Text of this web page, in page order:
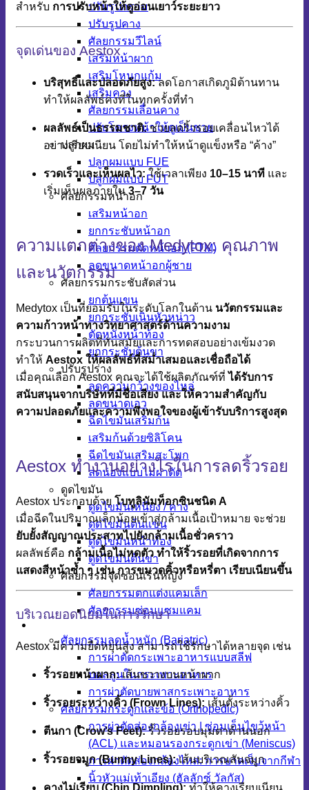
ปรับรูปกราม
ปรับรูปคาง
ศัลยกรรมวีไลน์
เสริมหน้าผาก
เสริมโหนกแก้ม
เสริมคาง
ศัลยกรรมเลื่อนคาง
ปรับโครงหน้าให้ดูเป็นชาย
ปลูกผม
ปลูกผมแบบ FUE
ปลูกผมแบบ FUT
ศัลยกรรมหน้าอก
เสริมหน้าอก
ยกกระชับหน้าอก
ศัลยกรรมตัดหน้าอก (FTM)
ลดขนาดหน้าอกผู้ชาย
ศัลยกรรมกระชับสัดส่วน
ยกต้นแขน
ยกกระชับเนินหัวหน่าว
ตัดหนังหน้าท้อง
ยกกระชับต้นขา
ปรับรูปร่าง
ลดความกว้างของไหล่
ลดขนาดเอว
ฉีดไขมันเสริมก้น
เสริมก้นด้วยซิลิโคน
ฉีดไขมันเสริมสะโพก
ลดน่องแบบไม่ผ่าตัด
ดูดไขมัน
ดูดไขมันเหนียง / คาง
ดูดไขมันต้นแขน
ดูดไขมันหน้าท้อง
ดูดไขมันต้นขา
ศัลยกรรมจุดซ่อนเร้นหญิง
ศัลยกรรมตกแต่งแคมเล็ก
ศัลยกรรมซ่อมแซมแคม
ศัลยกรรมลดน้ำหนัก (Bariatric)
การผ่าตัดกระเพาะอาหารแบบสลีฟ
บอลลูนในกระเพาะอาหาร
การผ่าตัดบายพาสกระเพาะอาหาร
ศัลยกรรมกระดูกและข้อ (Orthopedic)
การผ่าตัดส่องกล้องเข่า | ซ่อมเอ็นไขว้หน้า
(ACL) และหมอนรองกระดูกเข่า (Meniscus)
การผ่าตัดส่องกล้องไหล่: การบาดเจ็บจากกีฬา
นิ้วหัวแม่เท้าเอียง (ฮัลลักซ์ วัลกัส)
สำหรับ การปรับหน้าให้ดูอ่อนเยาว์ระยะยาว
จุดเด่นของ Aestox
บริสุทธิ์และปลอดภัยสูง:ลดโอกาสเกิดภูมิต้านทาน
ทำให้ผลลัพธ์คงที่ในทุกครั้งที่ทำ
ผลลัพธ์เป็นธรรมชาติ:ช่วยลดริ้วรอยเคลื่อนไหวได้
อย่างเรียบเนียน โดยไม่ทำให้หน้าดูแข็งหรือ “ค้าง”
รวดเร็วและเห็นผลไว:ใช้เวลาเพียง 10–15 นาที และ
เริ่มเห็นผลภายใน 3–7 วัน
ความแตกต่างของ Medytox: คุณภาพ
และนวัตกรรม
Medytox เป็นที่ยอมรับในระดับโลกในด้าน นวัตกรรมและ
ความก้าวหน้าทางวิทยาศาสตร์ด้านความงาม
กระบวนการผลิตที่ทันสมัยและการทดสอบอย่างเข้มงวด
ทำให้ Aestox ให้ผลลัพธ์ที่สม่ำเสมอและเชื่อถือได้
เมื่อคุณเลือก Aestox คุณจะได้ใช้ผลิตภัณฑ์ที่ได้รับการ
สนับสนุนจากบริษัทที่มีชื่อเสียง และให้ความสำคัญกับ
ความปลอดภัยและความพึงพอใจของผู้เข้ารับบริการสูงสุด
Aestox ทำงานอย่างไรในการลดริ้วรอย
Aestox ประกอบด้วยโบทูลินัมท็อกซินชนิด A
เมื่อฉีดในปริมาณเล็กน้อยเข้าสู่กล้ามเนื้อเป้าหมาย จะช่วย
ยับยั้งสัญญาณประสาทไปยังกล้ามเนื้อชั่วคราว
ผลลัพธ์คือ กล้ามเนื้อไม่หดตัว ทำให้ริ้วรอยที่เกิดจากการ
แสดงสีหน้าซ้ำ ๆ เช่น การขมวดคิ้วหรือหรี่ตา เรียบเนียนขึ้น
บริเวณยอดนิยมในการรักษา
Aestox มีความยืดหยุ่นสูง สามารถใช้รักษาได้หลายจุด เช่น
ริ้วรอยหน้าผาก:เส้นขวางบนหน้าผาก
ริ้วรอยระหว่างคิ้ว (Frown Lines): เส้นตั้งระหว่างคิ้ว
ตีนกา (Crow’s Feet):ริ้วรอยรอบมุมตาด้านนอก
ริ้วรอยจมูก (Bunny Lines):เส้นบริเวณสันจมูก
คางไม่เรียบ (Chin Dimpling): ทำให้คางเรียบเนียน